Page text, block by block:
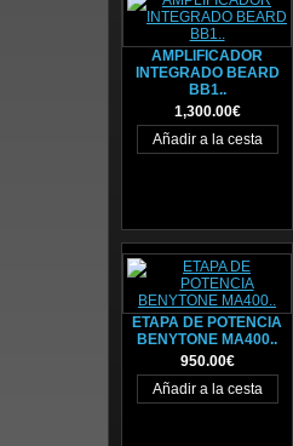
AMPLIFICADOR
INTEGRADO BEARD
BB1..
1,300.00€
ETAPA DE POTENCIA
BENYTONE MA400..
950.00€